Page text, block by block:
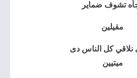
تشوف ضماير
مقيلين
كل الناس دى
ميتيين